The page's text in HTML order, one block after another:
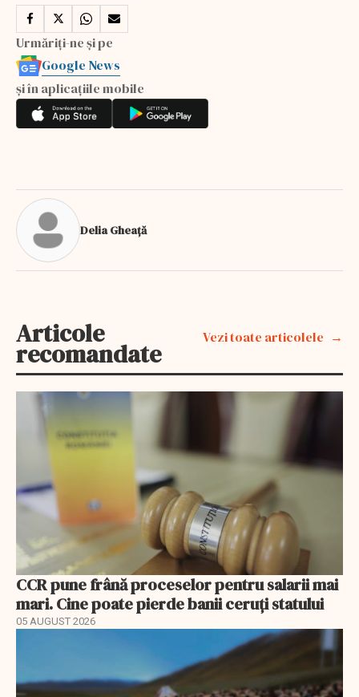
Urmăriți-ne și pe
Google News
și în aplicațiile mobile
Delia Gheață
Articole
recomandate
Vezi toate articolele
CCR pune frână proceselor pentru salarii mai
mari. Cine poate pierde banii ceruți statului
05 AUGUST 2026